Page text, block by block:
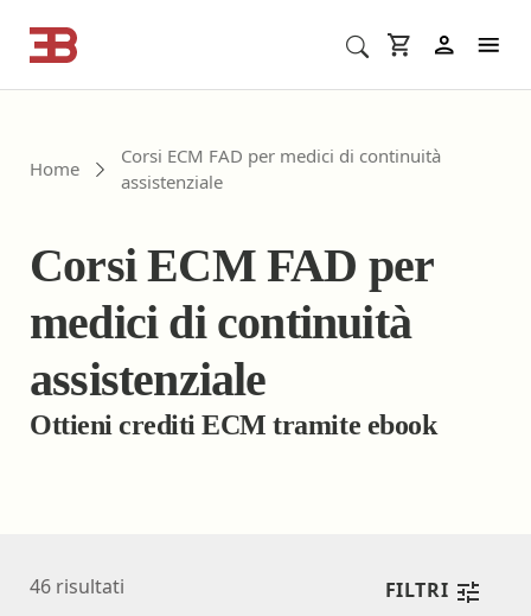
Cerca corsi ECM o altro
Home
Corsi ECM FAD per medici di continuità
assistenziale
Corsi ECM FAD per
medici di continuità
assistenziale
Ottieni crediti ECM tramite ebook
46 risultati FILTRI